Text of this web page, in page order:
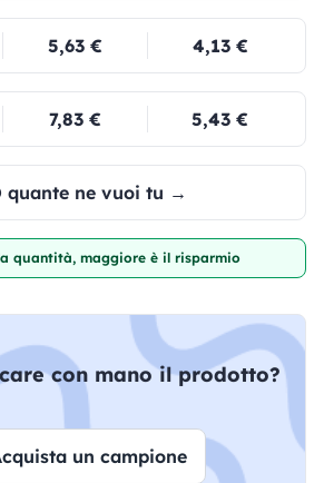
5,63 € 4,13 €
7,83 € 5,43 €
quante ne vuoi tu →
quantità, maggiore è il risparmio
con mano il prodotto?
un campione